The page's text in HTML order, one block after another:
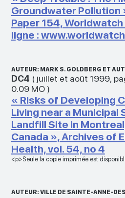
Groundwater Pollution
Paper 154,
ligne :
AUTEUR: MARK S. GOLDBERG ET
DC4 ( juillet et août 1999,
0.09 MO)
« Risks of Developing
Living near a Municipal
Landfill Site in
Canada », Archives of
Health, vol. 54, no 4
<p>Seule la copie imprimée est
AUTEUR: VILLE DE SAINTE-ANNE-